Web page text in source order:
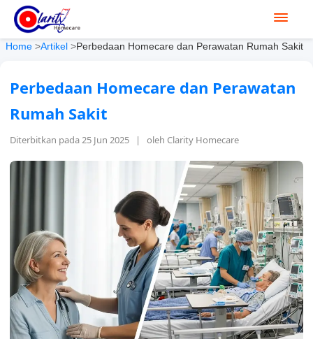
Home >Artikel >Perbedaan Homecare dan Perawatan Rumah Sakit
Perbedaan Homecare dan Perawatan
Rumah Sakit
Diterbitkan pada 25 Jun 2025 | oleh Clarity Homecare